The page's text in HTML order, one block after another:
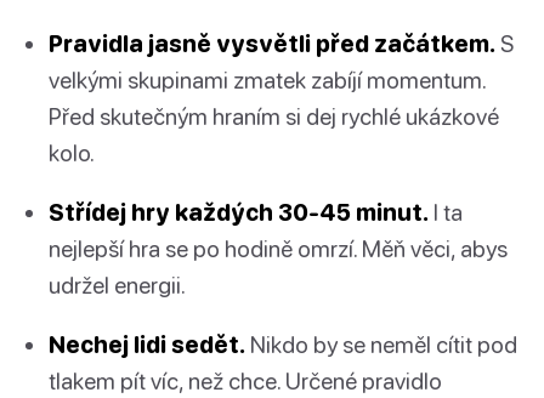
Pravidla jasně vysvětli před začátkem. S
velkými skupinami zmatek zabíjí momentum.
Před skutečným hraním si dej rychlé ukázkové
kolo.
Střídej hry každých 30-45 minut. I ta
nejlepší hra se po hodině omrzí. Měň věci, abys
udržel energii.
Nechej lidi sedět. Nikdo by se neměl cítit pod
tlakem pít víc, než chce. Určené pravidlo